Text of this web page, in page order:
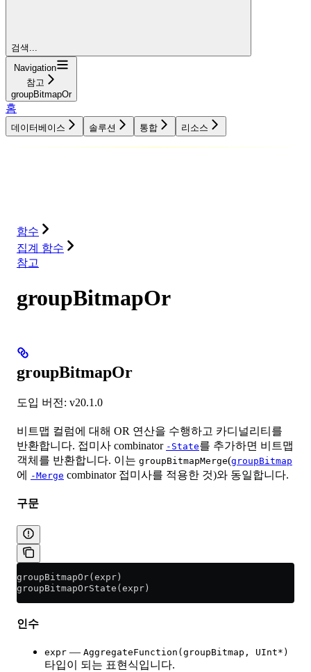
검색...
Navigation
참고
groupBitmapOr
홈
데이터베이스 솔루션 통합 리소스
함수
집계 함수
참고
groupBitmapOr
groupBitmapOr
도입 버전: v20.1.0
비트맵 컬럼에 대해 OR 연산을 수행하고 카디널리티를
반환합니다. 접미사 combinator -State를 추가하면 비트맵
객체를 반환합니다. 이는 groupBitmapMerge(groupBitmap
에 -Merge combinator 접미사를 적용한 것)와 동일합니다.
구문
groupBitmapOr(expr)
groupBitmapOrState(expr)
인수
expr — AggregateFunction(groupBitmap, UInt*)
타입이 되는 표현식입니다.